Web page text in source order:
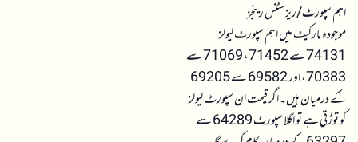
اہم سپورٹ/ریزسٹنس رینجز
موجودہ مارکیٹ میں اہم سپورٹ لیولز
74131 سے 71452، 71069 سے
70383، اور 69582 سے 69205
کے درمیان ہیں۔ اگر قیمت ان سپورٹ لیولز
کو توڑتی ہے تو اگلا سپورٹ 64289 سے